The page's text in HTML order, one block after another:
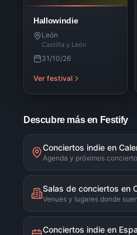
Hallowindie
León
Castilla y León
31/10/26
Ver festival
Descubre más en Festify
Conciertos indie en
Agenda y próximos
Salas de conciertos en
Venues y lugares donde
Conciertos indie en